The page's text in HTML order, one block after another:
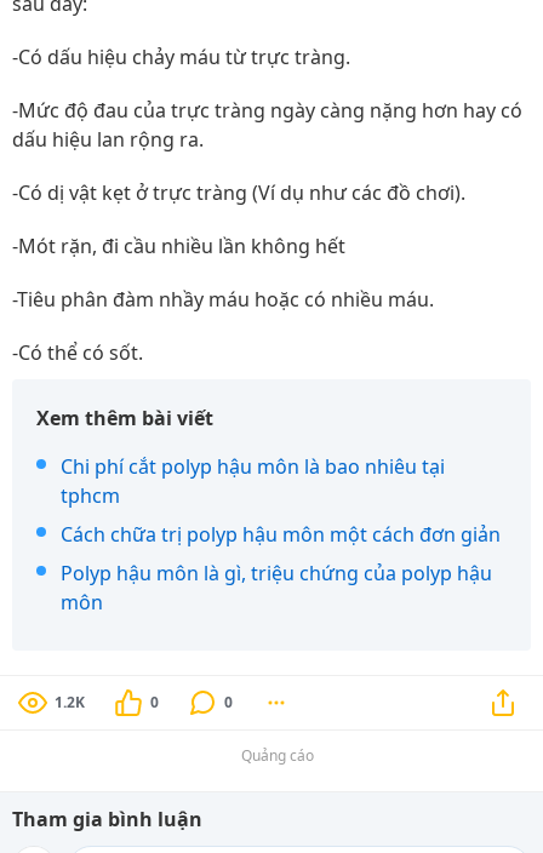
-Có dấu hiệu chảy máu từ trực tràng.
-Mức độ đau của trực tràng ngày càng nặng hơn hay có
dấu hiệu lan rộng ra.
-Có dị vật kẹt ở trực tràng (Ví dụ như các đồ chơi).
-Mót rặn, đi cầu nhiều lần không hết
-Tiêu phân đàm nhầy máu hoặc có nhiều máu.
-Có thể có sốt.
Xem thêm bài viết
Chi phí cắt polyp hậu môn là bao nhiêu tại
tphcm
Cách chữa trị polyp hậu môn một cách đơn giản
Polyp hậu môn là gì, triệu chứng của polyp hậu
môn
1.2K 0 0
Quảng cáo
Tham gia bình luận